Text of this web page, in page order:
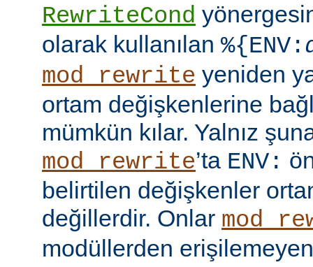
RewriteCond
olarak kullanılan %{ENV:
mod_rewrite yeniden
ortam değişkenlerine
mümkün kılar. Yalnız
mod_rewrite’ta ENV:
belirtilen değişkenler
değillerdir. Onlar
modüllerden